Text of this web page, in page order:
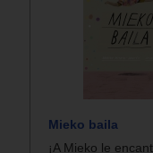
Mieko baila
¡A Mieko le